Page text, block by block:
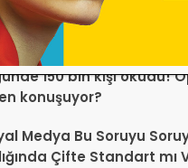
TOGB’ye İki
Karip’in Açtığı
Kararı
150 bin kişi okudu!
konuşuyor?
Medya Bu Soruyu
Çifte Standart mı